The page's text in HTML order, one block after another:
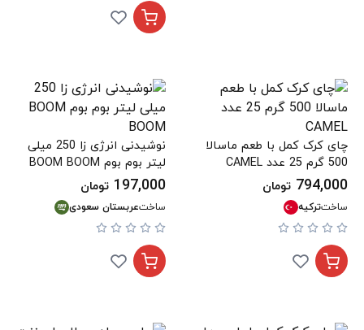
چای کرک کمل با طعم ماسالا
500 گرم 25 عدد CAMEL
794,000 تومان
ساختترکیه
نوشیدنی انرژی زا 250 میلی
لیتر بوم بوم BOOM BOOM
197,000 تومان
ساختعربستان سعودی